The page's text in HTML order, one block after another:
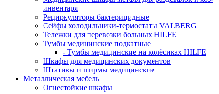
инвентаря
Рециркуляторы бактерицидные
Сейфы холодильники-термостаты VALBERG
Тележки для перевозки больных HILFE
Тумбы медицинские подкатные
- Тумбы медицинские на колёсиках HILFE
Шкафы для медицинских документов
Штативы и ширмы медицинские
Металлическая мебель
Огнестойкие шкафы